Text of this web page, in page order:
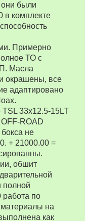
были
в комплекте
Примерно
ТО с
Масла
окрашены, все
адаптировано
33x12.5-15LT
ROAD
не
+ 21000.00 =
обшит
полной
работа по
на
как